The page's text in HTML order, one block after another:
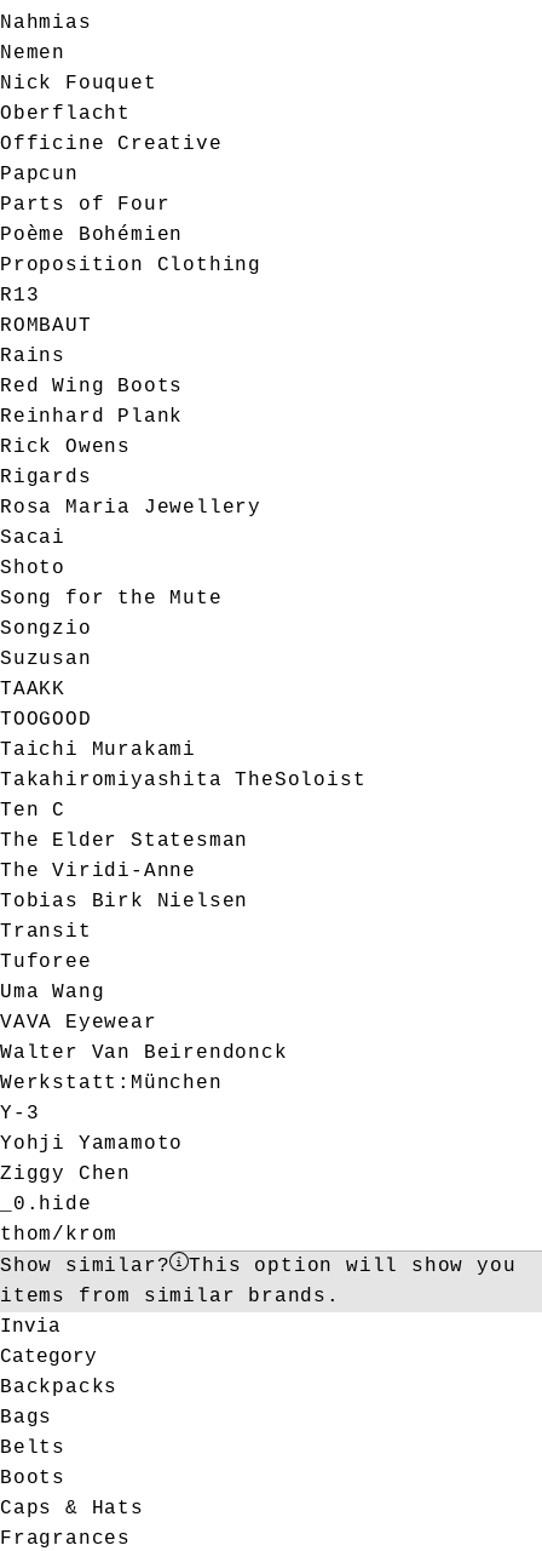
Nahmias
Nemen
Nick Fouquet
Oberflacht
Officine Creative
Papcun
Parts of Four
Poème Bohémien
Proposition Clothing
R13
ROMBAUT
Rains
Red Wing Boots
Reinhard Plank
Rick Owens
Rigards
Rosa Maria Jewellery
Sacai
Shoto
Song for the Mute
Songzio
Suzusan
TAAKK
TOOGOOD
Taichi Murakami
Takahiromiyashita TheSoloist
Ten C
The Elder Statesman
The Viridi-Anne
Tobias Birk Nielsen
Transit
Tuforee
Uma Wang
VAVA Eyewear
Walter Van Beirendonck
Werkstatt:München
Y-3
Yohji Yamamoto
Ziggy Chen
_0.hide
thom/krom
Show similar?
This option will show you
items from similar brands.
Invia
Category
Backpacks
Bags
Belts
Boots
Caps & Hats
Fragrances